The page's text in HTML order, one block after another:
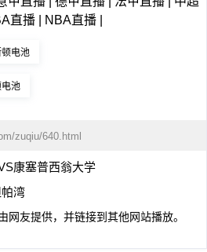
直播 NBA直播
电池
池
zuqiu/640.html
康塞普西翁大学
湾
网友提供，并链接到其他网站播放。